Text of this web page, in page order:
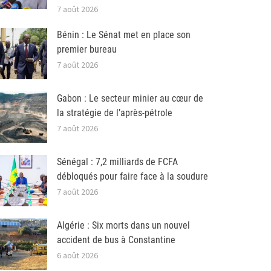
7 août 2026
Bénin : Le Sénat met en place son
premier bureau
7 août 2026
Gabon : Le secteur minier au cœur de
la stratégie de l’après-pétrole
7 août 2026
Sénégal : 7,2 milliards de FCFA
débloqués pour faire face à la soudure
7 août 2026
Algérie : Six morts dans un nouvel
accident de bus à Constantine
6 août 2026